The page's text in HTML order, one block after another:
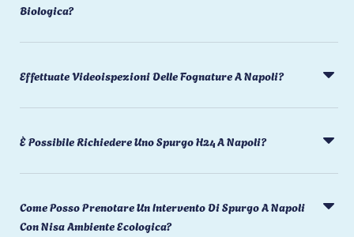
Biologica?
Effettuate Videoispezioni Delle Fognature A Napoli?
È Possibile Richiedere Uno Spurgo H24 A Napoli?
Come Posso Prenotare Un Intervento Di Spurgo A Napoli
Con Nisa Ambiente Ecologica?